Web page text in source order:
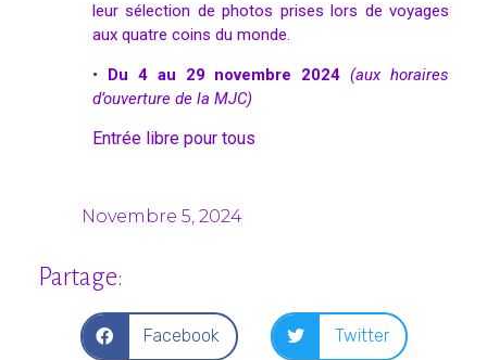
leur sélection de photos prises lors de voyages
aux quatre coins du monde.
• Du 4 au 29 novembre 2024 (aux horaires
d’ouverture de la MJC)
Entrée libre pour tous
Novembre 5, 2024
Partage:
Facebook Twitter